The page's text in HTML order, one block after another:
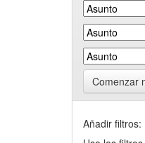
Comenzar
Añadir filtros: